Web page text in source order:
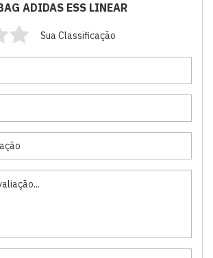
ADIDAS ESS LINEAR
Sua Classificação